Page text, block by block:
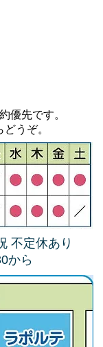
優先です。
どうぞ。
不定休あり
から